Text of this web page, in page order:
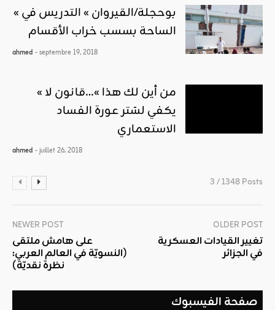
« بوحجلة/القيروان » التدريس في
الساحة بسسب خراب الأقسام
ahmed - septembre 19, 2018
« من أين لك هذا »…قانون لا
يكفي لسَتر عورة الفساد
الاستعماري
ahmed - juillet 26, 2018
3 / 1348 Posts
NEWER POST
على هامش ملتقى
(النسويّة في العالم العربي:
نظرة نقديّة)
OLDER POST
تغيير القيادات العسكرية
في الجزائر
صفحة الفيسبوك